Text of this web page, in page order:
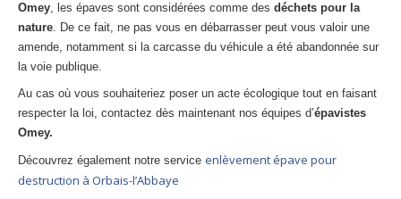
Omey, les épaves sont considérées comme des déchets pour la
nature. De ce fait, ne pas vous en débarrasser peut vous valoir une
amende, notamment si la carcasse du véhicule a été abandonnée sur
la voie publique.
Au cas où vous souhaiteriez poser un acte écologique tout en faisant
respecter la loi, contactez dès maintenant nos équipes d’épavistes
Omey.
Découvrez également notre service enlèvement épave pour
destruction à Orbais-l’Abbaye